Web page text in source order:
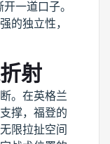
一道口子。
的独立性，
射
。在英格兰
撑，福登的
限拉扯空间